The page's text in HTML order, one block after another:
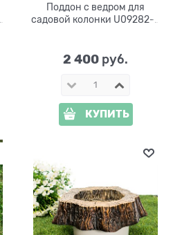
Поддон с ведром для
садовой колонки U09282-В
2 400 руб.
КУПИТЬ